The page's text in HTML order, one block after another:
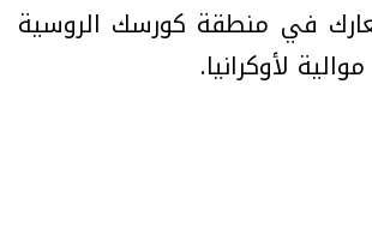
في منطقة كورسك الروسية
لأوكرانيا.